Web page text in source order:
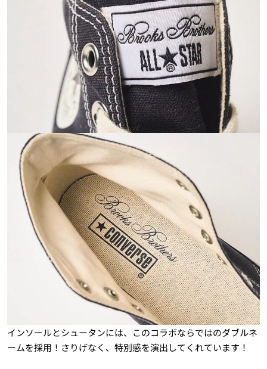
インソールとシュータンには、このコラボならではのダブルネ
ームを採用！さりげなく、特別感を演出してくれています！